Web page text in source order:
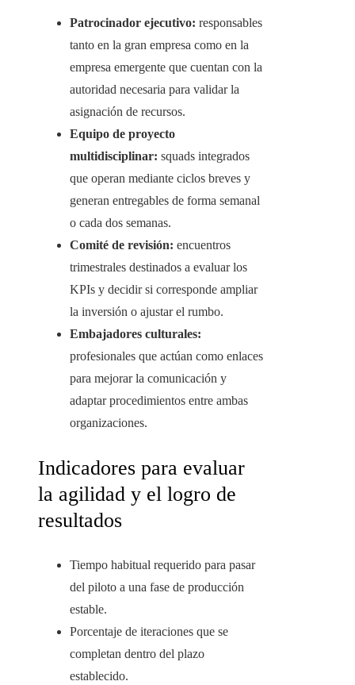
Patrocinador ejecutivo: responsables
tanto en la gran empresa como en la
empresa emergente que cuentan con la
autoridad necesaria para validar la
asignación de recursos.
Equipo de proyecto
multidisciplinar: squads integrados
que operan mediante ciclos breves y
generan entregables de forma semanal
o cada dos semanas.
Comité de revisión: encuentros
trimestrales destinados a evaluar los
KPIs y decidir si corresponde ampliar
la inversión o ajustar el rumbo.
Embajadores culturales:
profesionales que actúan como enlaces
para mejorar la comunicación y
adaptar procedimientos entre ambas
organizaciones.
Indicadores para evaluar
la agilidad y el logro de
resultados
Tiempo habitual requerido para pasar
del piloto a una fase de producción
estable.
Porcentaje de iteraciones que se
completan dentro del plazo
establecido.